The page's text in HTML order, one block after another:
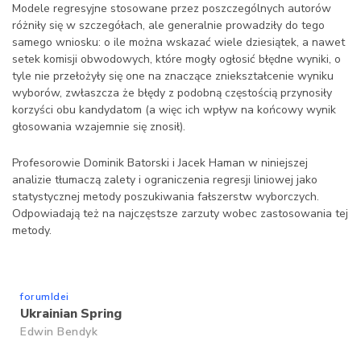
Modele regresyjne stosowane przez poszczególnych autorów
różniły się w szczegółach, ale generalnie prowadziły do tego
samego wniosku: o ile można wskazać wiele dziesiątek, a nawet
setek komisji obwodowych, które mogły ogłosić błędne wyniki, o
tyle nie przełożyły się one na znaczące zniekształcenie wyniku
wyborów, zwłaszcza że błędy z podobną częstością przynosiły
korzyści obu kandydatom (a więc ich wpływ na końcowy wynik
głosowania wzajemnie się znosił).
Profesorowie Dominik Batorski i Jacek Haman w niniejszej
analizie tłumaczą zalety i ograniczenia regresji liniowej jako
statystycznej metody poszukiwania fałszerstw wyborczych.
Odpowiadają też na najczęstsze zarzuty wobec zastosowania tej
metody.
forumIdei
Ukrainian Spring
Edwin Bendyk